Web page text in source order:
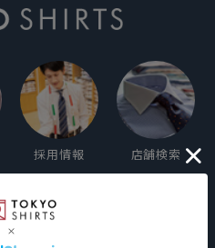
採用情報 店舗検索